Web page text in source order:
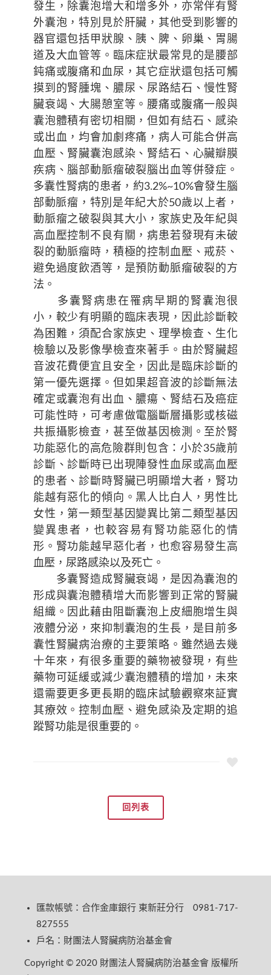
發生，除囊泡增大和增多外，亦常伴有腎
外囊泡，特別見於肝臟，其他受到影響的
器官還包括甲狀腺、胰、脾、卵巢、胃腸
道及大血管等。臨床症狀最常見的是腰部
鈍痛或腹痛和血尿，其它症狀還包括可觸
摸到的腎腫塊、膿尿、尿路結石、慢性腎
臟衰竭、大腸憩室等。腰痛或腹痛一般與
囊泡體積有密切相關，但如有結石、感染
或出血，均會加劇疼痛，病人可能合併高
血壓、腎臟囊泡感染、腎結石、心臟瓣膜
疾病、腦部動脈瘤破裂腦出血等併發症。
多囊性腎病的患者，約3.2%~10%會發生腦
部動脈瘤，特別是年紀大於50歲以上者，
動脈瘤之破裂與其大小，家族史及年紀與
高血壓控制不良有關，病患若發現有未破
裂的動脈瘤時，積極的控制血壓、戒菸、
避免過度飲酒等，是預防動脈瘤破裂的方
法。
多囊腎病患在罹病早期的腎囊泡很
小，較少有明顯的臨床表現，因此診斷較
為困難，須配合家族史、理學檢查、生化
檢驗以及影像學檢查來著手。由於腎臟超
音波花費便宜且安全，因此是臨床診斷的
第一優先選擇。但如果超音波的診斷無法
確定或囊泡有出血、膿瘍、腎結石及癌症
可能性時，可考慮做電腦斷層攝影或核磁
共振攝影檢查，甚至做基因檢測。至於腎
功能惡化的高危險群則包含：小於35歲前
診斷、診斷時已出現陣發性血尿或高血壓
的患者、診斷時腎臟已明顯增大者，腎功
能越有惡化的傾向。黑人比白人，男性比
女性，第一類型基因變異比第二類型基因
變異患者，也較容易有腎功能惡化的情
形。腎功能越早惡化者，也愈容易發生高
血壓，尿路感染以及死亡。
多囊腎造成腎臟衰竭，是因為囊泡的
形成與囊泡體積增大而影響到正常的腎臟
組織。因此藉由阻斷囊泡上皮細胞增生與
液體分泌，來抑制囊泡的生長，是目前多
囊性腎臟病治療的主要策略。雖然過去幾
十年來，有很多重要的藥物被發現，有些
藥物可延緩或減少囊泡體積的增加，未來
還需要更多更長期的臨床試驗觀察來証實
其療效。控制血壓、避免感染及定期的追
蹤腎功能是很重要的。
回列表
匯款帳號：合作金庫銀行 東新莊分行 0981-717-
827555
戶名：財團法人腎臟病防治基金會
Copyright © 2020 財團法人腎臟病防治基金會 版權所